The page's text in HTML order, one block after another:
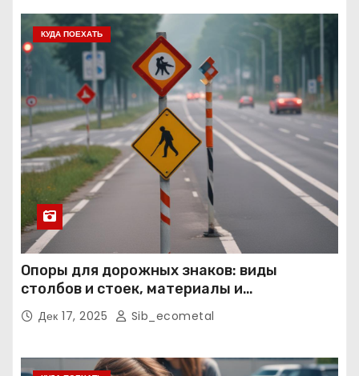
КУДА ПОЕХАТЬ
Опоры для дорожных знаков: виды
столбов и стоек, материалы и
нормативные требования
Дек 17, 2025 Sib_ecometal